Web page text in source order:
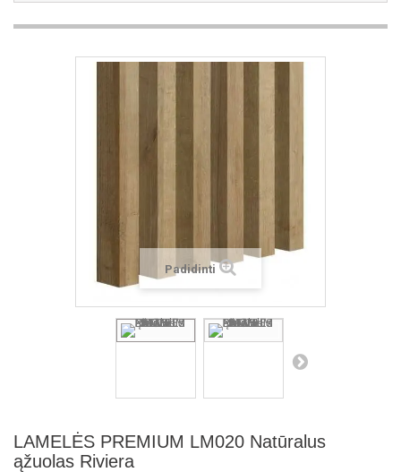
Padidinti
LAMELĖS PREMIUM LM020 Natūralus
ąžuolas Riviera